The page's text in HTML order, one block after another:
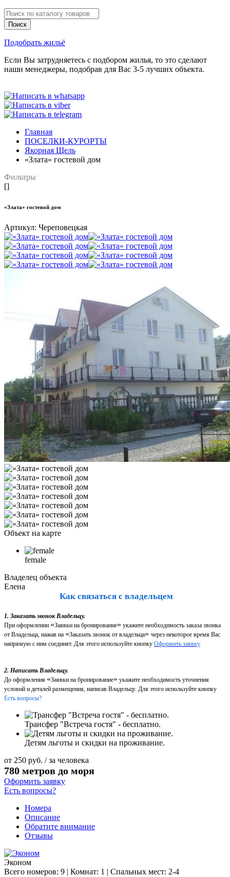
Подобрать жильё
Если Вы затрудняетесь с подбором жилья, то это сделают
наши менеджеры, подобрав для Вас 3-5 лучших объекта.
Главная
ПОСЕЛКИ-КУРОРТЫ
Якорная Щель
«Злата» гостевой дом
Фильтры
[]
«Злата» гостевой дом
Артикул: Череповецкая
Объект на карте
female
Владелец объекта
Елена
Как связаться с владельцем
1. Заказать звонок Владельцу.
При оформлении «Заявки на бронирование» укажите необходимость заказа звонка
от Владельца, нажав на «Заказать звонок от владельца» через некоторое время Вас
напрямую с ним соединят. Для этого используйте кнопку Оформить заявку
2. Написать Владельцу.
До оформления «Заявки на бронирование» укажите необходимость уточнения
условий и деталей размещения, написав Владельцу. Для этого используйте кнопку
Есть вопросы?
Трансфер "Встреча гостя" - бесплатно.
Детям льготы и скидки на проживание.
от 250 руб. / за человека
780 метров до моря
Оформить заявку
Есть вопросы?
Номера
Описание
Обратите внимание
Отзывы
Эконом
Всего номеров: 9 | Комнат: 1 | Спальных мест: 2-4